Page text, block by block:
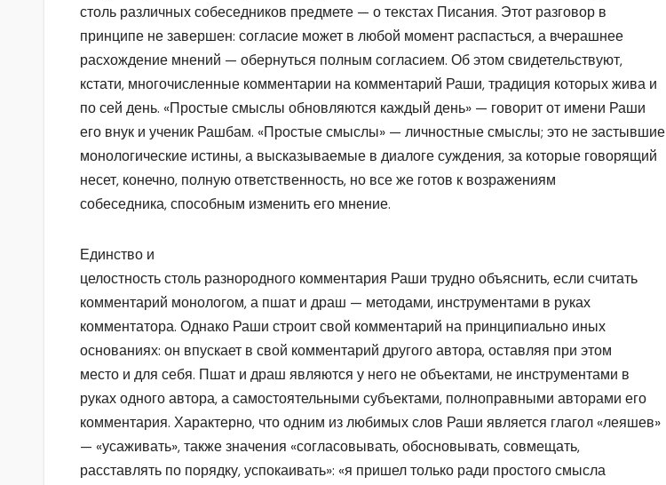
столь различных собеседников предмете — о текстах Писания. Этот разговор в
принципе не завершен: согласие может в любой момент распасться, а вчерашнее
расхождение мнений — обернуться полным согласием. Об этом свидетельствуют,
кстати, многочисленные комментарии на комментарий Раши, традиция которых жива и
по сей день. «Простые смыслы обновляются каждый день» — говорит от имени Раши
его внук и ученик Рашбам. «Простые смыслы» — личностные смыслы; это не застывшие
монологические истины, а высказываемые в диалоге суждения, за которые говорящий
несет, конечно, полную ответственность, но все же готов к возражениям
собеседника, способным изменить его мнение.
Единство и
целостность столь разнородного комментария Раши трудно объяснить, если считать
комментарий монологом, а пшат и драш — методами, инструментами в руках
комментатора. Однако Раши строит свой комментарий на принципиально иных
основаниях: он впускает в свой комментарий другого автора, оставляя при этом
место и для себя. Пшат и драш являются у него не объектами, не инструментами в
руках одного автора, а самостоятельными субъектами, полноправными авторами его
комментария. Характерно, что одним из любимых слов Раши является глагол «леяшев»
— «усаживать», также значения «согласовывать, обосновывать, совмещать,
расставлять по порядку, успокаивать»: «я пришел только ради простого смысла